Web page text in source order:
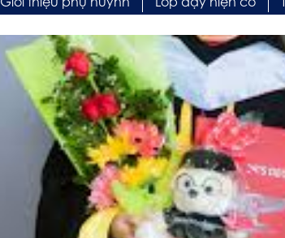
Giới thiệu phụ huynh Lớp dạy hiện có